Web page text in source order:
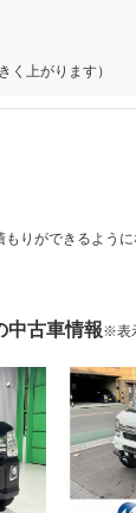
く上がります）
りができるように
中古車情報※表